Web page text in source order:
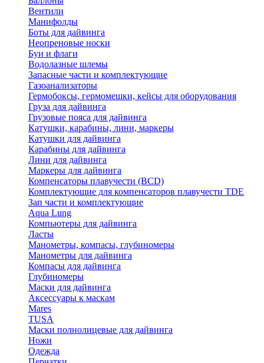
Вентили
Манифолды
Боты для дайвинга
Неопреновые носки
Буи и флаги
Водолазные шлемы
Запасные части и комплектующие
Газоанализаторы
Гермобоксы, гермомешки, кейсы для оборудования
Груза для дайвинга
Грузовые пояса для дайвинга
Катушки, карабины, лини, маркеры
Катушки для дайвинга
Карабины для дайвинга
Лини для дайвинга
Маркеры для дайвинга
Компенсаторы плавучести (BCD)
Комплектующие для компенсаторов плавучести TDE
Зап части и комплектующие
Aqua Lung
Компьютеры для дайвинга
Ласты
Манометры, компасы, глубиномеры
Манометры для дайвинга
Компасы для дайвинга
Глубиномеры
Маски для дайвинга
Аксессуары к маскам
Mares
TUSA
Маски полнолицевые для дайвинга
Ножи
Одежда